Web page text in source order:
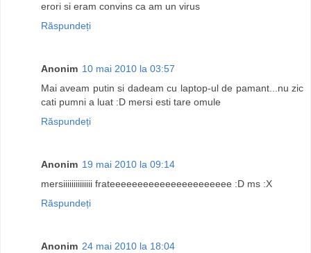
erori si eram convins ca am un virus
Răspundeți
Anonim 10 mai 2010 la 03:57
Mai aveam putin si dadeam cu laptop-ul de pamant...nu zic
cati pumni a luat :D mersi esti tare omule
Răspundeți
Anonim 19 mai 2010 la 09:14
mersiiiiiiiiiiiiii frateeeeeeeeeeeeeeeeeeeeee :D ms :X
Răspundeți
Anonim 24 mai 2010 la 18:04